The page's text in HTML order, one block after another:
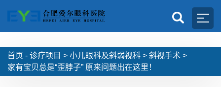
首页 - 诊疗项目 > 小儿眼科及斜弱视科 > 斜视手术 >
家有宝贝总是“歪脖子” 原来问题出在这里！